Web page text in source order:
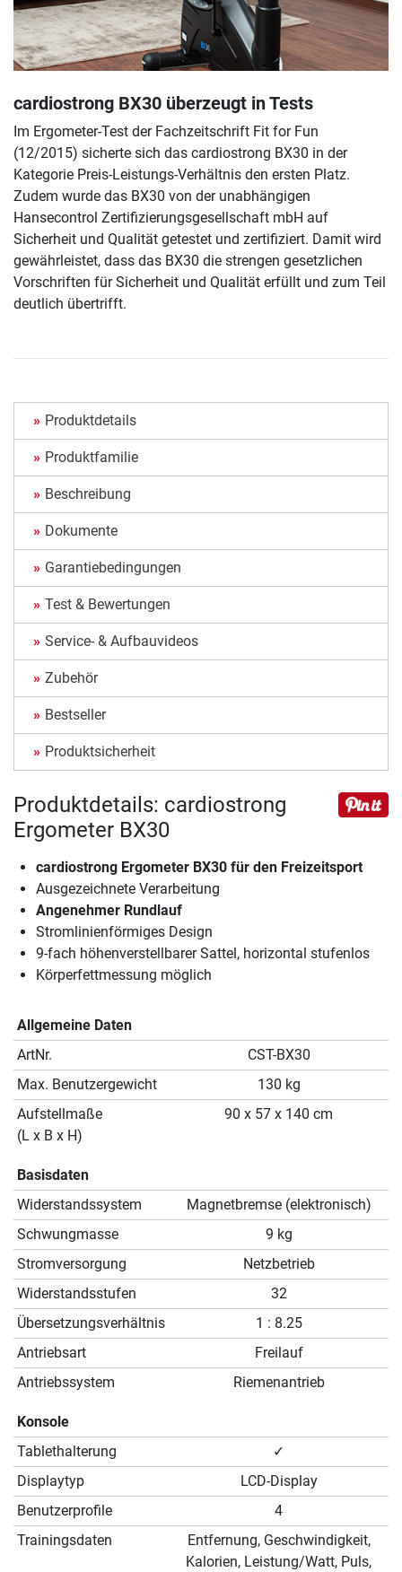
cardiostrong BX30 überzeugt in Tests
Im Ergometer-Test der Fachzeitschrift Fit for Fun
(12/2015) sicherte sich das cardiostrong BX30 in der
Kategorie Preis-Leistungs-Verhältnis den ersten Platz.
Zudem wurde das BX30 von der unabhängigen
Hansecontrol Zertifizierungsgesellschaft mbH auf
Sicherheit und Qualität getestet und zertifiziert. Damit wird
gewährleistet, dass das BX30 die strengen gesetzlichen
Vorschriften für Sicherheit und Qualität erfüllt und zum Teil
deutlich übertrifft.
Produktdetails
Produktfamilie
Beschreibung
Dokumente
Garantiebedingungen
Test & Bewertungen
Service- & Aufbauvideos
Zubehör
Bestseller
Produktsicherheit
Produktdetails: cardiostrong
Ergometer BX30
cardiostrong Ergometer BX30 für den Freizeitsport
Ausgezeichnete Verarbeitung
Angenehmer Rundlauf
Stromlinienförmiges Design
9-fach höhenverstellbarer Sattel, horizontal stufenlos
Körperfettmessung möglich
Allgemeine Daten
ArtNr.
CST-BX30
Max. Benutzergewicht
130 kg
Aufstellmaße
(L x B x H)
90 x 57 x 140 cm
Basisdaten
Widerstandssystem
Magnetbremse (elektronisch)
Schwungmasse
9 kg
Stromversorgung
Netzbetrieb
Widerstandsstufen
32
Übersetzungsverhältnis
1 : 8.25
Antriebsart
Freilauf
Antriebssystem
Riemenantrieb
Konsole
Tablethalterung
✓
Displaytyp
LCD-Display
Benutzerprofile
4
Trainingsdaten
Entfernung, Geschwindigkeit,
Kalorien, Leistung/Watt, Puls,